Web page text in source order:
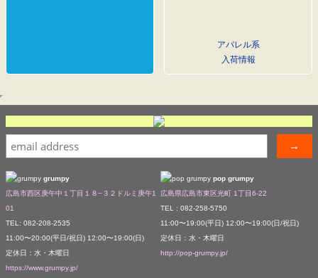
アパレル系
入荷情報
grumpy
広島市西区庚午中１丁目１８−３２ドルミ庚午1
01
TEL: 082-208-2535
11:00〜20:00(平日/祝日) 12:00〜19:00(日)
定休日：水・木曜日
https://www.grumpy.jp/
pop grumpy
広島県広島市東区光町 1丁目6-22
TEL : 082-258-5750
11:00〜19:00(平日) 12:00〜19:00(日/祝日)
定休日：水・木曜日
http://pop-grumpy.jp/